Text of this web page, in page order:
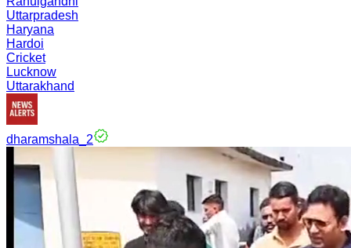
Uttarpradesh
Haryana
Hardoi
Cricket
Lucknow
Uttarakhand
dharamshala_2